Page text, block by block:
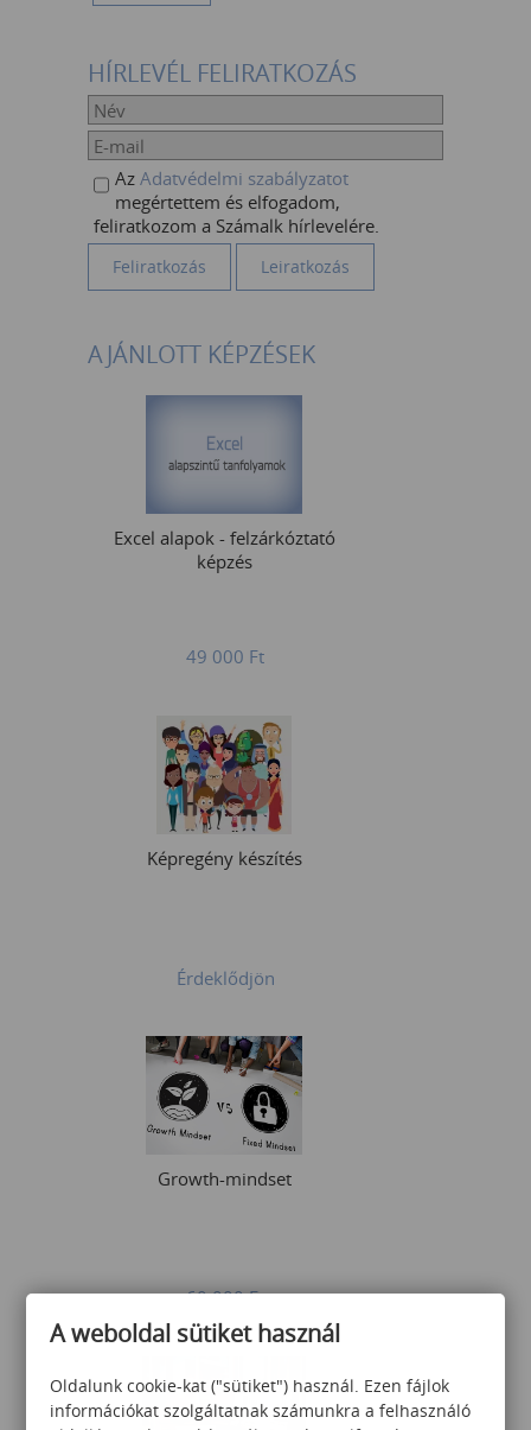
HÍRLEVÉL FELIRATKOZÁS
Az Adatvédelmi szabályzatot
megértettem és elfogadom,
feliratkozom a Számalk hírlevelére.
AJÁNLOTT KÉPZÉSEK
Excel alapok - felzárkóztató
képzés
49 000 Ft
Képregény készítés
Érdeklődjön
Growth-mindset
60 000Ft
A weboldal sütiket használ
Oldalunk cookie-kat ("sütiket") használ. Ezen fájlok
információkat szolgáltatnak számunkra a felhasználó